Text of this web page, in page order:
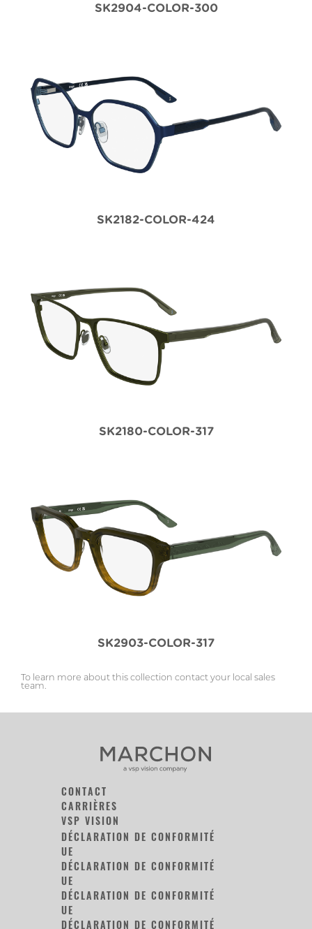
SK2904-COLOR-300
SK2182-COLOR-424
SK2180-COLOR-317
SK2903-COLOR-317
To learn more about this collection contact your local sales
team.
CONTACT
CARRIÈRES
VSP VISION
DÉCLARATION DE CONFORMITÉ
UE
DÉCLARATION DE CONFORMITÉ
UE
DÉCLARATION DE CONFORMITÉ
UE
DÉCLARATION DE CONFORMITÉ